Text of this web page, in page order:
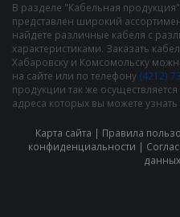
В разделе "Кабельная
представлен широкий
найдете различные кабеля с
характеристиками. Заказать
Хабаровску и Комсомольску
на сайте или по телефону (4212)
продукции так же
адреса которых вы можете узнать
Карта сайта | Правила
конфиденциальности |
данных